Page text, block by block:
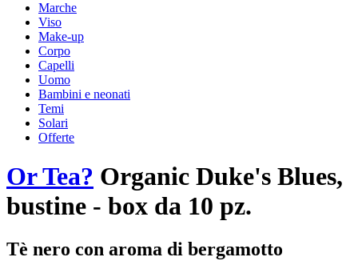
Marche
Viso
Make-up
Corpo
Capelli
Uomo
Bambini e neonati
Temi
Solari
Offerte
Or Tea? Organic Duke's Blues,
bustine - box da 10 pz.
Tè nero con aroma di bergamotto